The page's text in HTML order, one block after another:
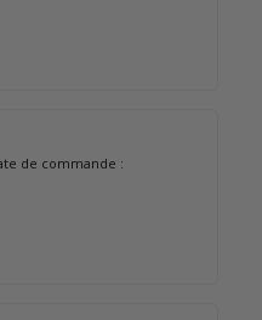
de commande :